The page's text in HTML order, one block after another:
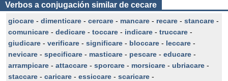
Verbos a conjugación similar de cecare
giocare - dimenticare - cercare - mancare - recare - stancare -
comunicare - dedicare - toccare - indicare - truccare -
giudicare - verificare - significare - bloccare - leccare -
nevicare - specificare - masticare - pescare - educare -
arrampicare - attaccare - sporcare - morsicare - ubriacare -
staccare - caricare - essiccare - scaricare -